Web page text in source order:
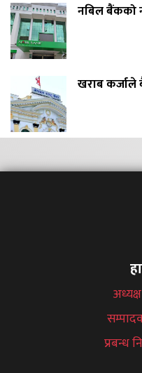
नबिल बैंकको
खराब कर्जाले
प्रबन्ध